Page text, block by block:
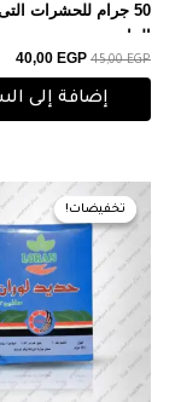
50 جرام للحشرات
النبات
45,00EGP
40,00 EGP
إضافة إلى
تخفيضات!
تخفيضات!
السعر
الأصلي
هو:
60,00 EGP.
هو:
EGP.